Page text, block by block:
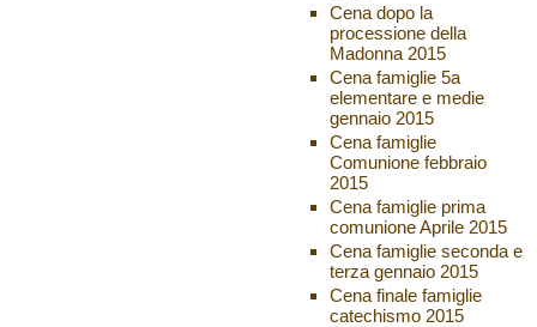
Cena dopo la
processione della
Madonna 2015
Cena famiglie 5a
elementare e medie
gennaio 2015
Cena famiglie
Comunione febbraio
2015
Cena famiglie prima
comunione Aprile 2015
Cena famiglie seconda e
terza gennaio 2015
Cena finale famiglie
catechismo 2015